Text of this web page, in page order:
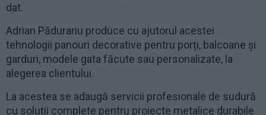
dat.
Adrian Pădurariu produce cu ajutorul acestei
tehnologii panouri decorative pentru porți, balcoane și
garduri, modele gata făcute sau personalizate, la
alegerea clientului.
La acestea se adaugă servicii profesionale de sudură
cu soluții complete pentru proiecte metalice durabile